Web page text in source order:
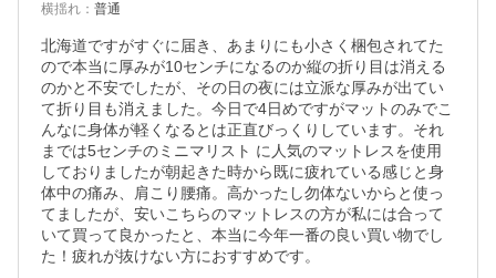
横揺れ ： 普通
北海道ですがすぐに届き、あまりにも小さく梱包されてた
ので本当に厚みが10センチになるのか縦の折り目は消える
のかと不安でしたが、その日の夜には立派な厚みが出てい
て折り目も消えました。今日で4日めですがマットのみでこ
んなに身体が軽くなるとは正直びっくりしています。それ
までは5センチのミニマリスト に人気のマットレスを使用
しておりましたが朝起きた時から既に疲れている感じと身
体中の痛み、肩こり腰痛。高かったし勿体ないからと使っ
てましたが、安いこちらのマットレスの方が私には合って
いて買って良かったと、本当に今年一番の良い買い物でし
た！疲れが抜けない方におすすめです。